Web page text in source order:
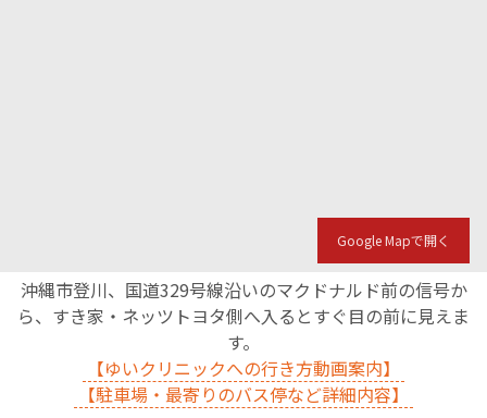
Google Mapで開く
沖縄市登川、国道329号線沿いのマクドナルド前の信号か
ら、すき家・ネッツトヨタ側へ入るとすぐ目の前に見えま
す。
【ゆいクリニックへの行き方動画案内】
【駐車場・最寄りのバス停など詳細内容】